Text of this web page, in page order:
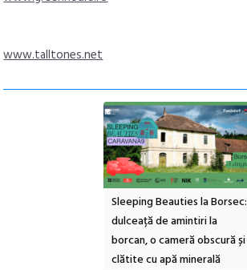
www.talltones.net
Sleeping Beauties la Borsec:
dulceață de amintiri la
borcan, o cameră obscură și
clătite cu apă minerală